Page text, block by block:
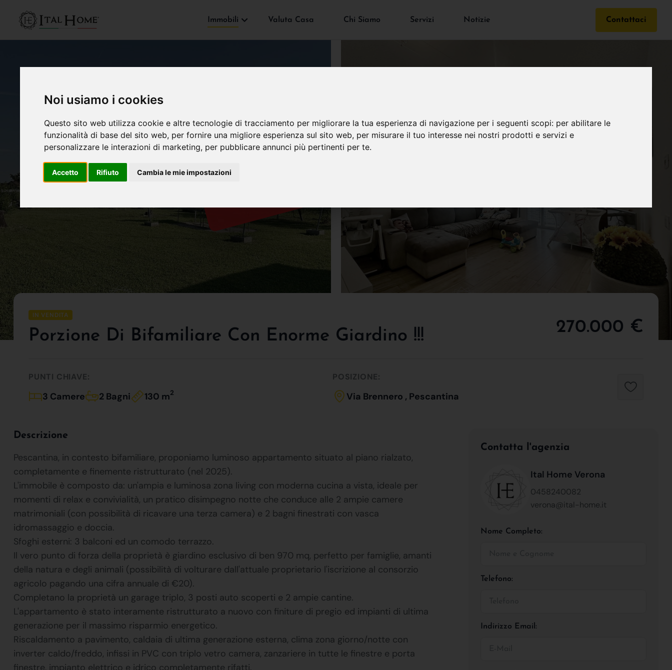
Noi usiamo i cookies
Questo sito web utilizza cookie e altre tecnologie di tracciamento per migliorare la tua esperienza di navigazione per i seguenti scopi: per abilitare le
funzionalità di base del sito web, per fornire una migliore esperienza sul sito web, per misurare il tuo interesse nei nostri prodotti e servizi e
personalizzare le interazioni di marketing, per pubblicare annunci più pertinenti per te.
Accetto Rifiuto Cambia le mie impostazioni
Immobili Valuta Casa Chi Siamo Servizi Notizie Contattaci
VENDUTO
IN VENDITA
Porzione Di Bifamiliare Con Enorme Giardino !!! 270.000 €
PUNTI CHIAVE:
3 Camere 2 Bagni 130 m2
POSIZIONE:
Via Brennero , Pescantina
Descrizione
Pescantina, in contesto bifamiliare, proponiamo luminoso appartamento situato al piano rialzato,
completamente e finemente ristrutturato (nel 2025).
L'immobile è composto da: un'ampia e luminosa zona living con moderna cucina a vista, ideale per
momenti di relax e convivialità, un pratico disimpegno notte che conduce alle 2 ampie camere
matrimoniali (con possibilità di ricavare una terza camera) e 2 bagni finestrati con vasca
idromassaggio e doccia.
Sfoghi esterni: 3 balconi ed un comodo terrazzo.
Il vero punto di forza della proprietà è giardino esclusivo di ben 970 mq, perfetto per famiglie, amanti
della natura e degli animali (possibilità di volturare dall'attuale proprietario l'iscrizione al consorzio
agricolo pagando una cifra annuale di €20).
Completano la proprietà un garage triplo, 3 posti auto scoperti e 2 ampie cantine.
L'appartamento è stato interamente ristrutturato a nuovo con finiture di pregio ed impianti di ultima
generazione per il massimo risparmio energetico.
Riscaldamento a pavimento, caldaia di ultima generazione esterna, clima zona giorno/notte con
inverter caldo/freddo, infissi in PVC con triplo vetro camera, zanzariere in tutte le finestre e porta
finestre, impianto elettrico e idrico completamente rifatti.
Contatta l'agenzia
Ital Home Verona
0458240082
verona@ital-home.it
Nome Completo:
Telefono:
Indirizzo Email: